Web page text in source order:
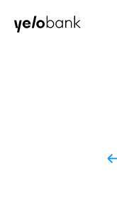
Fərdi Biznes